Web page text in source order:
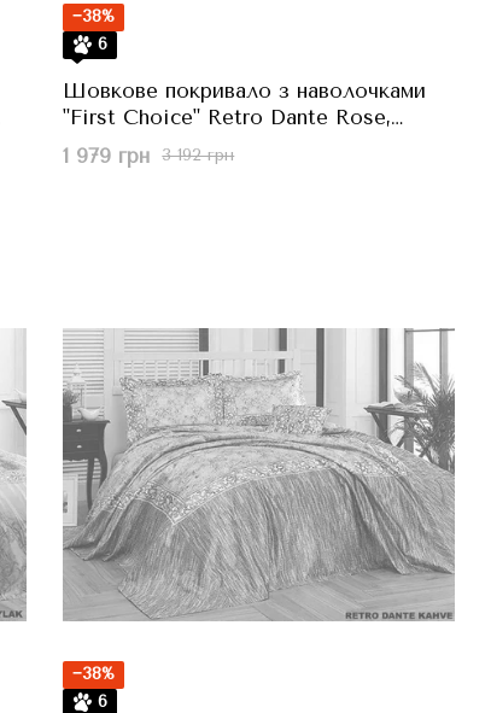
−38%
6
Шовкове покривало з наволочками
"First Choice" Retro Dante Rose,
Пудровий, 240x260 см
3 192 грн
1 979 грн
−38%
6